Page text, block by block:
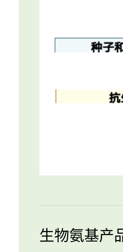
生物氨基产